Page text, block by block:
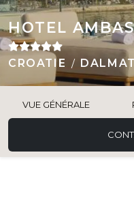
HOTEL
CROATIE
VUE GÉNÉRALE